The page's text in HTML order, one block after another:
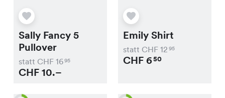
Sally Fancy 5
Pullover
statt CHF 1695
CHF10.–
Emily Shirt
statt CHF 12 95
CHF650